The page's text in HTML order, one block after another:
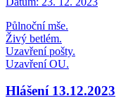
Půlnoční mše.
Živý betlém.
Uzavření pošty.
Uzavření OU.
Hlášení 13.12.2023